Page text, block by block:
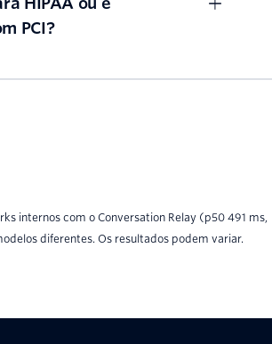
PCI?
internos com o Conversation Relay (p50 491 ms,
diferentes. Os resultados podem variar.